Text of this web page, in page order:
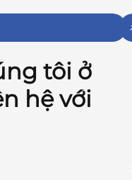
tôi ở
hệ với